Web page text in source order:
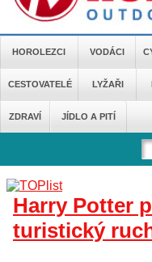
HOROLEZCI VODÁCI
CESTOVATELÉ LYŽAŘI
ZDRAVÍ JÍDLO A PITÍ
Harry Potter
turistický